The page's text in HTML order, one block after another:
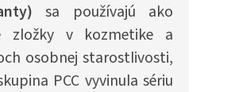
sa používajú ako
zložky v kozmetike a
osobnej starostlivosti,
PCC vyvinula sériu